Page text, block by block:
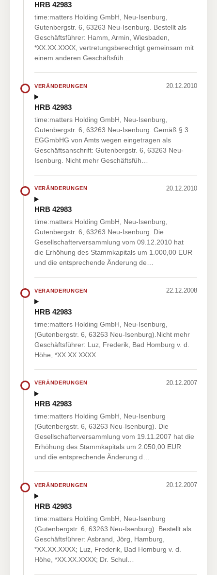
HRB 42983
time:matters Holding GmbH, Neu-Isenburg,
Gutenbergstr. 6, 63263 Neu-Isenburg. Bestellt als
Geschäftsführer: Hamm, Armin, Wiesbaden,
*XX.XX.XXXX, vertretungsberechtigt gemeinsam mit
einem anderen Geschäftsfüh…
VERÄNDERUNGEN 20.12.2010
HRB 42983
time:matters Holding GmbH, Neu-Isenburg,
Gutenbergstr. 6, 63263 Neu-Isenburg. Gemäß § 3
EGGmbHG von Amts wegen eingetragen als
Geschäftsanschrift: Gutenbergstr. 6, 63263 Neu-
Isenburg. Nicht mehr Geschäftsfüh…
VERÄNDERUNGEN 20.12.2010
HRB 42983
time:matters Holding GmbH, Neu-Isenburg,
Gutenbergstr. 6, 63263 Neu-Isenburg. Die
Gesellschafterversammlung vom 09.12.2010 hat
die Erhöhung des Stammkapitals um 1.000,00 EUR
und die entsprechende Änderung de…
VERÄNDERUNGEN 22.12.2008
HRB 42983
time:matters Holding GmbH, Neu-Isenburg,
(Gutenbergstr. 6, 63263 Neu-Isenburg).Nicht mehr
Geschäftsführer: Luz, Frederik, Bad Homburg v. d.
Höhe, *XX.XX.XXXX.
VERÄNDERUNGEN 20.12.2007
HRB 42983
time:matters Holding GmbH, Neu-Isenburg
(Gutenbergstr. 6, 63263 Neu-Isenburg). Die
Gesellschafterversammlung vom 19.11.2007 hat die
Erhöhung des Stammkapitals um 2.050,00 EUR
und die entsprechende Änderung d…
VERÄNDERUNGEN 20.12.2007
HRB 42983
time:matters Holding GmbH, Neu-Isenburg
(Gutenbergstr. 6, 63263 Neu-Isenburg). Bestellt als
Geschäftsführer: Asbrand, Jörg, Hamburg,
*XX.XX.XXXX; Luz, Frederik, Bad Homburg v. d.
Höhe, *XX.XX.XXXX; Dr. Schul…